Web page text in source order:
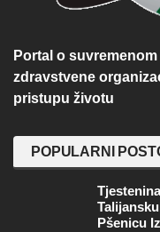
Portal o
zdravstvene
pristupu životu
POPULARNI
Pšenicu